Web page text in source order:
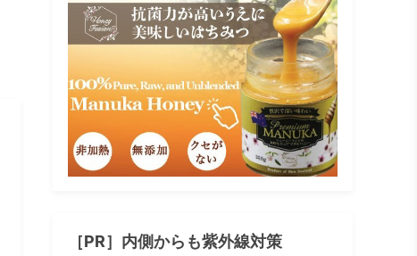
［PR］内側からも紫外線対策